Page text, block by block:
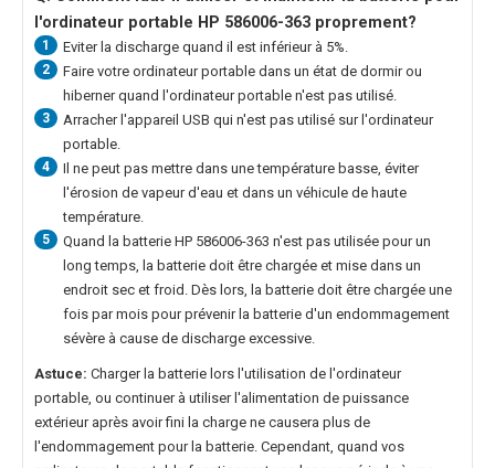
l'ordinateur portable HP 586006-363 proprement?
1 Eviter la discharge quand il est inférieur à 5%.
2
Faire votre ordinateur portable dans un état de dormir ou
hiberner quand l'ordinateur portable n'est pas utilisé.
3
Arracher l'appareil USB qui n'est pas utilisé sur l'ordinateur
portable.
4
Il ne peut pas mettre dans une température basse, éviter
l'érosion de vapeur d'eau et dans un véhicule de haute
température.
5 Quand la batterie HP 586006-363 n'est pas utilisée pour un
long temps, la batterie doit être chargée et mise dans un
endroit sec et froid. Dès lors, la batterie doit être chargée une
fois par mois pour prévenir la batterie d'un endommagement
sévère à cause de discharge excessive.
Astuce: Charger la batterie lors l'utilisation de l'ordinateur
portable, ou continuer à utiliser l'alimentation de puissance
extérieur après avoir fini la charge ne causera plus de
l'endommagement pour la batterie. Cependant, quand vos